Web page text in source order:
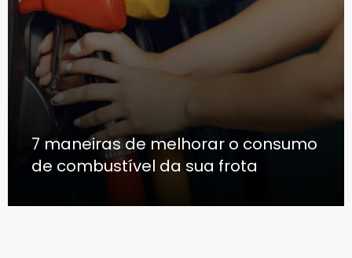
7 maneiras de melhorar o consumo
de combustível da sua frota